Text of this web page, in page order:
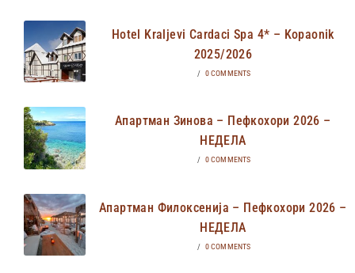
Hotel Kraljevi Cardaci Spa 4* – Kopaonik
2025/2026
/ 0 COMMENTS
Апартман Зинова – Пефкохори 2026 –
НЕДЕЛА
/ 0 COMMENTS
Апартман Филоксенија – Пефкохори 2026 –
НЕДЕЛА
/ 0 COMMENTS